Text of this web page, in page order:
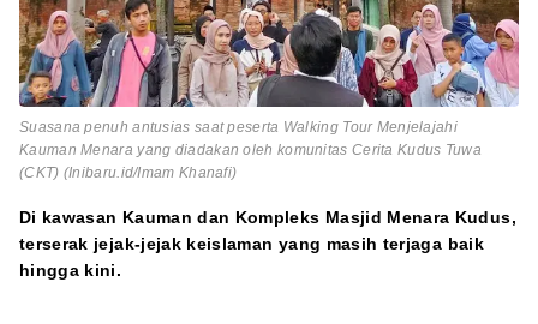
Suasana penuh antusias saat peserta Walking Tour Menjelajahi
Kauman Menara yang diadakan oleh komunitas Cerita Kudus Tuwa
(CKT) (Inibaru.id/Imam Khanafi)
Di kawasan Kauman dan Kompleks Masjid Menara Kudus,
terserak jejak-jejak keislaman yang masih terjaga baik
hingga kini.